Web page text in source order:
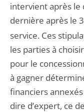
intervient après le
dernière après le
service. Ces
les parties à
pour le
à gagner
financiers
dire d’expert, ce